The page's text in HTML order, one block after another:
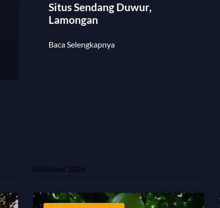
Situs Sendang Duwur,
Lamongan
Baca Selengkapnya
03 Maret 2026